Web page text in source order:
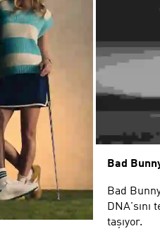
Bad
Bad
DNA'sını
taşıyor.